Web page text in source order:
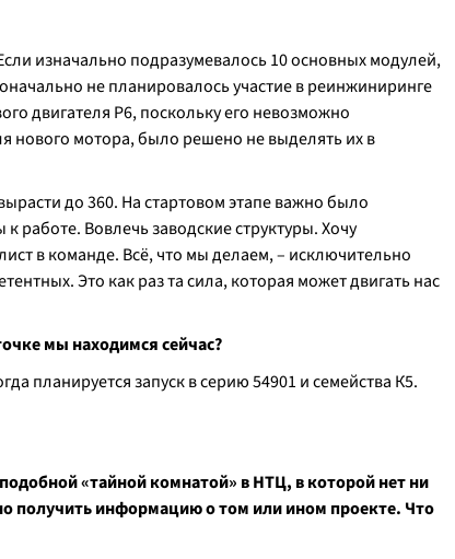
изначально подразумевалось 10 основных модулей,
не планировалось участие в реинжиниринге
двигателя Р6, поскольку его невозможно
нового мотора, было решено не выделять их в
до 360. На стартовом этапе важно было
Вовлечь заводские структуры. Хочу
в команде. Всё, что мы делаем, – исключительно
Это как раз та сила, которая может двигать нас
мы находимся сейчас?
планируется запуск в серию 54901 и семейства К5.
«тайной комнатой» в НТЦ, в которой нет ни
получить информацию о том или ином проекте. Что